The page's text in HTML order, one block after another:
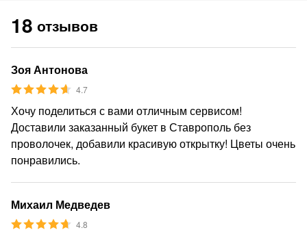
18 отзывов
Зоя Антонова
4.7
Хочу поделиться с вами отличным сервисом!
Доставили заказанный букет в Ставрополь без
проволочек, добавили красивую открытку! Цветы очень
понравились.
Михаил Медведев
4.8